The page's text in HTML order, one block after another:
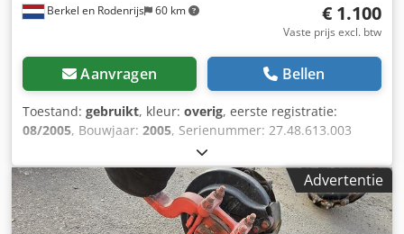
Berkel en Rodenrijs 60 km € 1.100
Vaste prijs excl. btw
Aanvragen Bellen
Toestand: gebruikt, kleur: overig, eerste registratie:
08/2005, Bouwjaar: 2005, Serienummer: 27.48.613.003
Cjdpfxszrtw De Ak Usha Wij hebben meer dan 100 assen
op voorraad. Neem contact met ons op als u niet kunt
vinden wat u zoekt.
Advertentie